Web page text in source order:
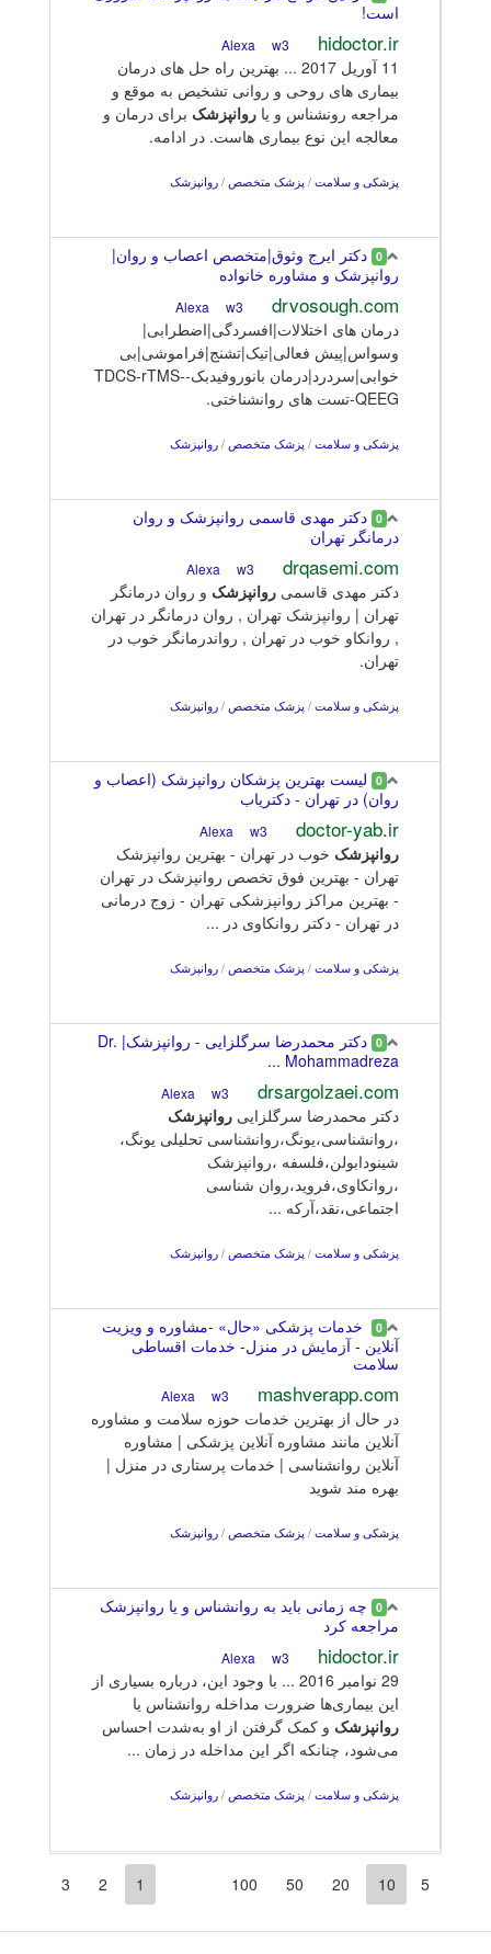
است!
hidoctor.ir
w3
11 آوريل 2017 ... بهترین راه حل های درمان
بیماری های روحی و روانی تشخیص به موقع و
مراجعه رونشناس و یا روانپزشک برای درمان و
معالجه این نوع بیماری هاست. در ادامه.
پزشکی و سلامت / پزشک متخصص / روانپزشک
0 دکتر ایرج وثوق|متخصص اعصاب و روان|
روانپزشک و مشاوره خانواده
drvosough.com
w3
درمان های اختلالات|افسردگی|اضطرابی|
وسواس|پیش فعالی|تیک|تشنج|فراموشی|بی
خوابی|سردرد|درمان بانوروفیدبک-TDCS-rTMS-
QEEG-تست های روانشناختی.
پزشکی و سلامت / پزشک متخصص / روانپزشک
0 دکتر مهدی قاسمی روانپزشک و روان
درمانگر تهران
drqasemi.com
w3
دکتر مهدی قاسمی روانپزشک و روان درمانگر
تهران | روانپزشک تهران , روان درمانگر در تهران
, روانکاو خوب در تهران , رواندرمانگر خوب در
تهران.
پزشکی و سلامت / پزشک متخصص / روانپزشک
0 لیست بهترین پزشکان روانپزشک (اعصاب و
روان) در تهران - دکتریاب
doctor-yab.ir
w3
روانپزشک خوب در تهران - بهترین روانپزشک
تهران - بهترین فوق تخصص روانپزشک در تهران
- بهترین مراکز روانپزشکی تهران - زوج درمانی
در تهران - دکتر روانکاوی در ...
پزشکی و سلامت / پزشک متخصص / روانپزشک
0
دکتر محمدرضا سرگلزایی - روانپزشک| Dr.
Mohammadreza ...
drsargolzaei.com
w3
دکتر محمدرضا سرگلزایی روانپزشک
،روانشناسی،یونگ،روانشناسی تحلیلی یونگ،
شینودابولن،فلسفه ،روانپزشک
،روانکاوی،فروید،روان شناسی
اجتماعی،نقد،آرکه ...
پزشکی و سلامت / پزشک متخصص / روانپزشک
0
خدمات پزشکی «حال» -مشاوره و ویزیت
آنلاین - آزمایش در منزل- خدمات اقساطی
سلامت
mashverapp.com
w3
در حال از بهترین خدمات حوزه سلامت و مشاوره
آنلاین مانند مشاوره آنلاین پزشکی | مشاوره
آنلاین روانشناسی | خدمات پرستاری در منزل |
بهره مند شوید
پزشکی و سلامت / پزشک متخصص / روانپزشک
0 چه زمانی باید به روانشناس و یا روانپزشک
مراجعه کرد
hidoctor.ir
w3
29 نوامبر 2016 ... با وجود این، درباره بسیاری از
این بیماری‌ها ضرورت مداخله روانشناس یا
روانپزشک و کمک گرفتن از او به‌شدت احساس
می‌شود، چنانکه اگر این مداخله در زمان ...
پزشکی و سلامت / پزشک متخصص / روانپزشک
5
10
20
50
100
3 2 1